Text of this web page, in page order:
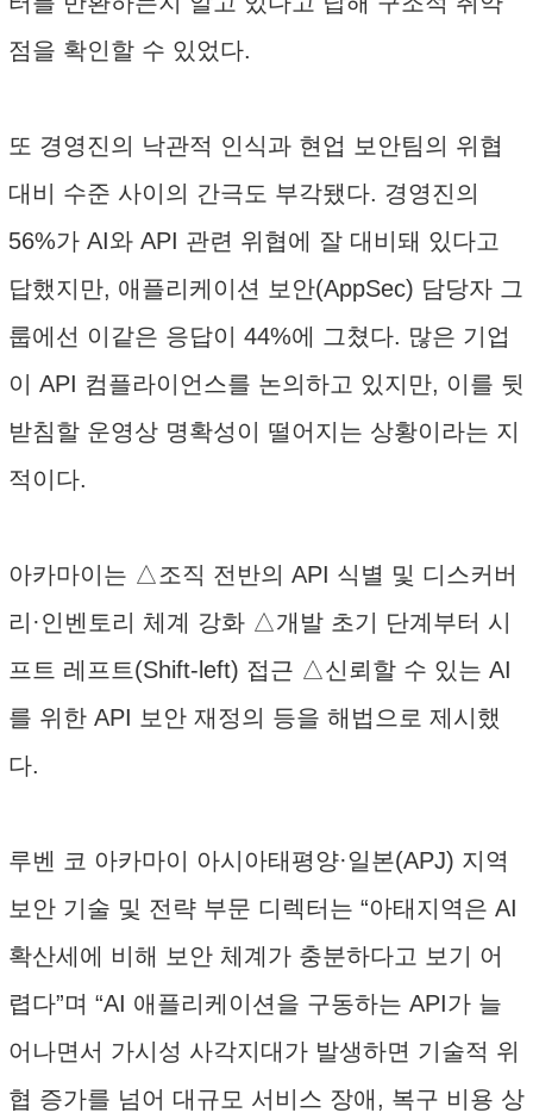
점을 확인할 수 있었다.
또 경영진의 낙관적 인식과 현업 보안팀의 위협
대비 수준 사이의 간극도 부각됐다. 경영진의
56%가 AI와 API 관련 위협에 잘 대비돼 있다고
답했지만, 애플리케이션 보안(AppSec) 담당자 그
룹에선 이같은 응답이 44%에 그쳤다. 많은 기업
이 API 컴플라이언스를 논의하고 있지만, 이를 뒷
받침할 운영상 명확성이 떨어지는 상황이라는 지
적이다.
아카마이는 △조직 전반의 API 식별 및 디스커버
리·인벤토리 체계 강화 △개발 초기 단계부터 시
프트 레프트(Shift-left) 접근 △신뢰할 수 있는 AI
를 위한 API 보안 재정의 등을 해법으로 제시했
다.
루벤 코 아카마이 아시아태평양·일본(APJ) 지역
보안 기술 및 전략 부문 디렉터는 “아태지역은 AI
확산세에 비해 보안 체계가 충분하다고 보기 어
렵다”며 “AI 애플리케이션을 구동하는 API가 늘
어나면서 가시성 사각지대가 발생하면 기술적 위
협 증가를 넘어 대규모 서비스 장애, 복구 비용 상